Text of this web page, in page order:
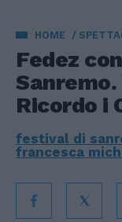
HOME
Fedez
Ricordo i
festival di
francesca